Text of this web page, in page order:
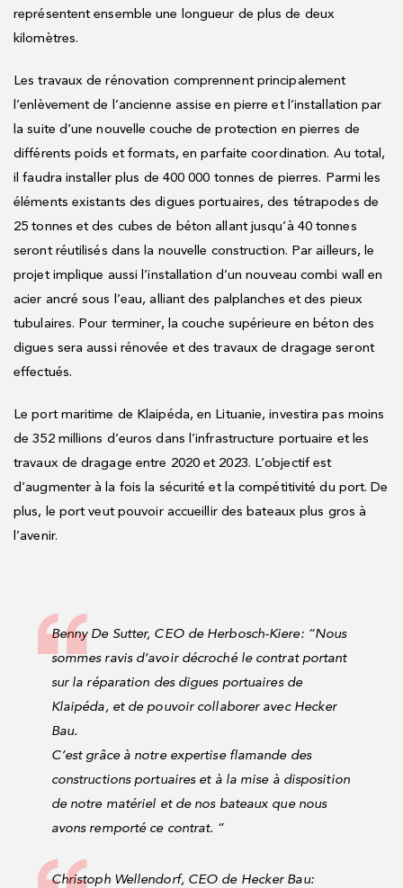
représentent ensemble une longueur de plus de deux
kilomètres.
Les travaux de rénovation comprennent principalement
l’enlèvement de l’ancienne assise en pierre et l’installation par
la suite d’une nouvelle couche de protection en pierres de
différents poids et formats, en parfaite coordination. Au total,
il faudra installer plus de 400 000 tonnes de pierres. Parmi les
éléments existants des digues portuaires, des tétrapodes de
25 tonnes et des cubes de béton allant jusqu’à 40 tonnes
seront réutilisés dans la nouvelle construction. Par ailleurs, le
projet implique aussi l’installation d’un nouveau combi wall en
acier ancré sous l’eau, alliant des palplanches et des pieux
tubulaires. Pour terminer, la couche supérieure en béton des
digues sera aussi rénovée et des travaux de dragage seront
effectués.
Le port maritime de Klaipéda, en Lituanie, investira pas moins
de 352 millions d’euros dans l’infrastructure portuaire et les
travaux de dragage entre 2020 et 2023. L’objectif est
d’augmenter à la fois la sécurité et la compétitivité du port. De
plus, le port veut pouvoir accueillir des bateaux plus gros à
l’avenir.
Benny De Sutter, CEO de Herbosch-Kiere: “Nous
sommes ravis d’avoir décroché le contrat portant
sur la réparation des digues portuaires de
Klaipéda, et de pouvoir collaborer avec Hecker
Bau.
C’est grâce à notre expertise flamande des
constructions portuaires et à la mise à disposition
de notre matériel et de nos bateaux que nous
avons remporté ce contrat. ”
Christoph Wellendorf, CEO de Hecker Bau: